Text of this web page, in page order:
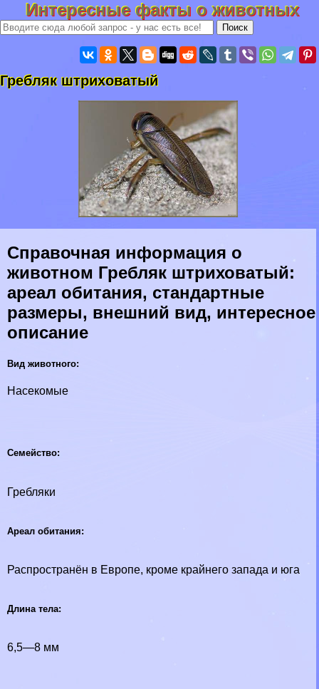
Интересные факты о животных
Грeбляк штриховатый
Справочная информация о
животном Грeбляк штриховатый:
ареал обитания, стандартные
размеры, внешний вид, интересное
описание
Вид животного:
Насекомые
Семейство:
Грeбляки
Ареал обитания:
Распространён в Европе, кроме крайнего запада и юга
Длина тела:
6,5—8 мм